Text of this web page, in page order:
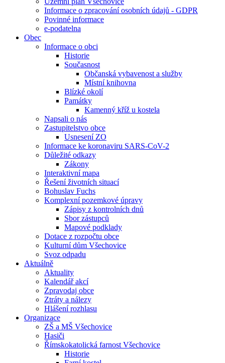
Informace o zpracování osobních údajů - GDPR
Povinné informace
e-podatelna
Obec
Informace o obci
Historie
Současnost
Občanská vybavenost a služby
Místní knihovna
Blízké okolí
Památky
Kamenný kříž u kostela
Napsali o nás
Zastupitelstvo obce
Usnesení ZO
Informace ke koronaviru SARS-CoV-2
Důležité odkazy
Zákony
Interaktivní mapa
Řešení životních situací
Bohuslav Fuchs
Komplexní pozemkové úpravy
Zápisy z kontrolních dnů
Sbor zástupců
Mapové podklady
Dotace z rozpočtu obce
Kulturní dům Všechovice
Svoz odpadu
Aktuálně
Aktuality
Kalendář akcí
Zpravodaj obce
Ztráty a nálezy
Hlášení rozhlasu
Organizace
ZŠ a MŠ Všechovice
Hasiči
Římskokatolická farnost Všechovice
Historie